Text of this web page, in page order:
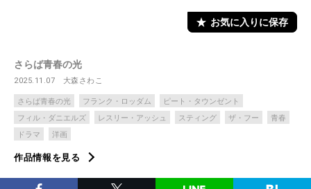
お気に入りに保存
さらば青春の光
2025.11.07 大森さわこ
さらば青春の光 フランク・ロッダム
ピート・タウンゼント
フィル・ダニエルズ
レスリー・アッシュ スティング ザ・フー
青春
ドラマ
洋画
作品情報を見る